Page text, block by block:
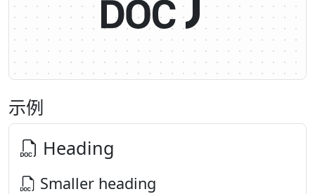
示例
Heading
Smaller heading